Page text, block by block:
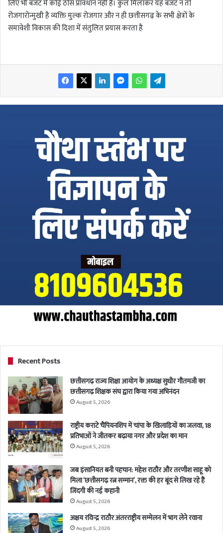
लिए भी बजट में कोई ठोस प्रावधान नहीं है। कुल मिलाकर यह बजट न तो
रोजगारोन्मुखी है व्यक्ति मुल्क रोजगार और न ही छत्तीसगढ़ के सभी क्षेत्रों के
समावेशी विकास की दिशा में संतुलित प्रयास करता है
Recent Posts
छत्तीसगढ़ राज्य शिक्षा आयोग के अध्यक्ष सुधीर गौतमजी का
छत्तीसगढ़ शिक्षक संघ द्वारा किया गया अभिनंदन
August 5, 2026
राष्ट्रीय कराटे चैंपियनशिप में चांपा के खिलाड़ियों का जलवा, 18
प्रतिभाओं ने जीतकर बढ़ाया नगर और प्रदेश का मान
August 5, 2026
जब इंसानियत बनी पहचान: महेश राठौर और तरणीश साहू को
मिला ‘छत्तीसगढ़ रत्न सम्मान’, रक्त की हर बूंद से लिख रहे हैं
जिंदगी की नई कहानी
August 5, 2026
अक्षय रविन्द्र राठौर अंतरराष्ट्रीय सम्मेलन में भाग लेने रवाना
August 5, 2026